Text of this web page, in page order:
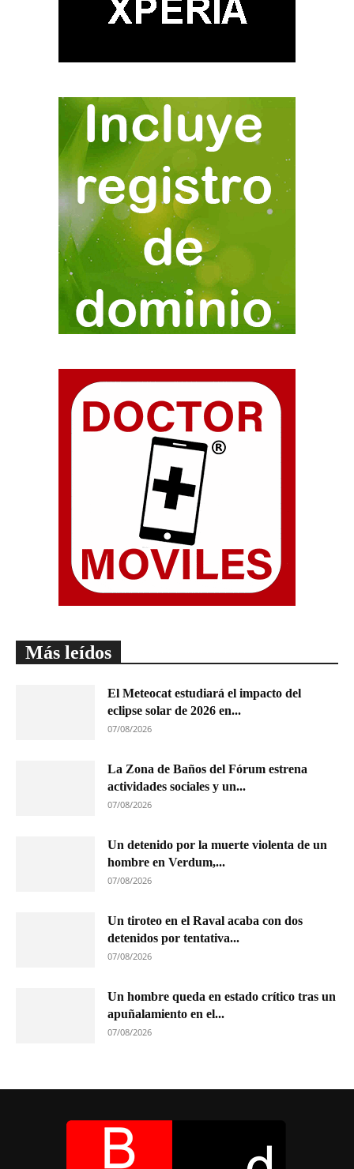
Más leídos
El Meteocat estudiará el impacto del
eclipse solar de 2026 en...
07/08/2026
La Zona de Baños del Fórum estrena
actividades sociales y un...
07/08/2026
Un detenido por la muerte violenta de un
hombre en Verdum,...
07/08/2026
Un tiroteo en el Raval acaba con dos
detenidos por tentativa...
07/08/2026
Un hombre queda en estado crítico tras un
apuñalamiento en el...
07/08/2026